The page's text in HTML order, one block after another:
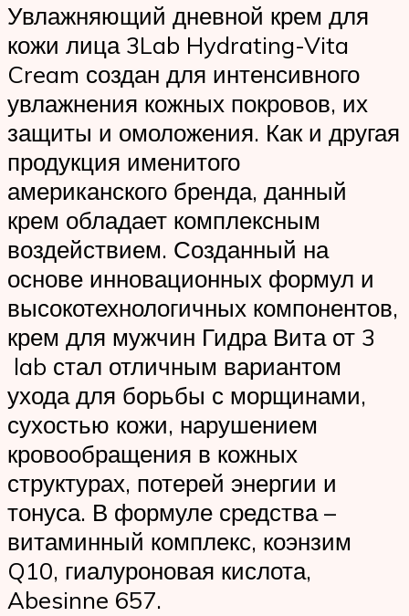
Увлажняющий дневной крем для
кожи лица 3Lab Hydrating-Vita
Cream создан для интенсивного
увлажнения кожных покровов, их
защиты и омоложения. Как и другая
продукция именитого
американского бренда, данный
крем обладает комплексным
воздействием. Созданный на
основе инновационных формул и
высокотехнологичных компонентов,
крем для мужчин Гидра Вита от 3
lab стал отличным вариантом
ухода для борьбы с морщинами,
сухостью кожи, нарушением
кровообращения в кожных
структурах, потерей энергии и
тонуса. В формуле средства –
витаминный комплекс, коэнзим
Q10, гиалуроновая кислота,
Abesinne 657.